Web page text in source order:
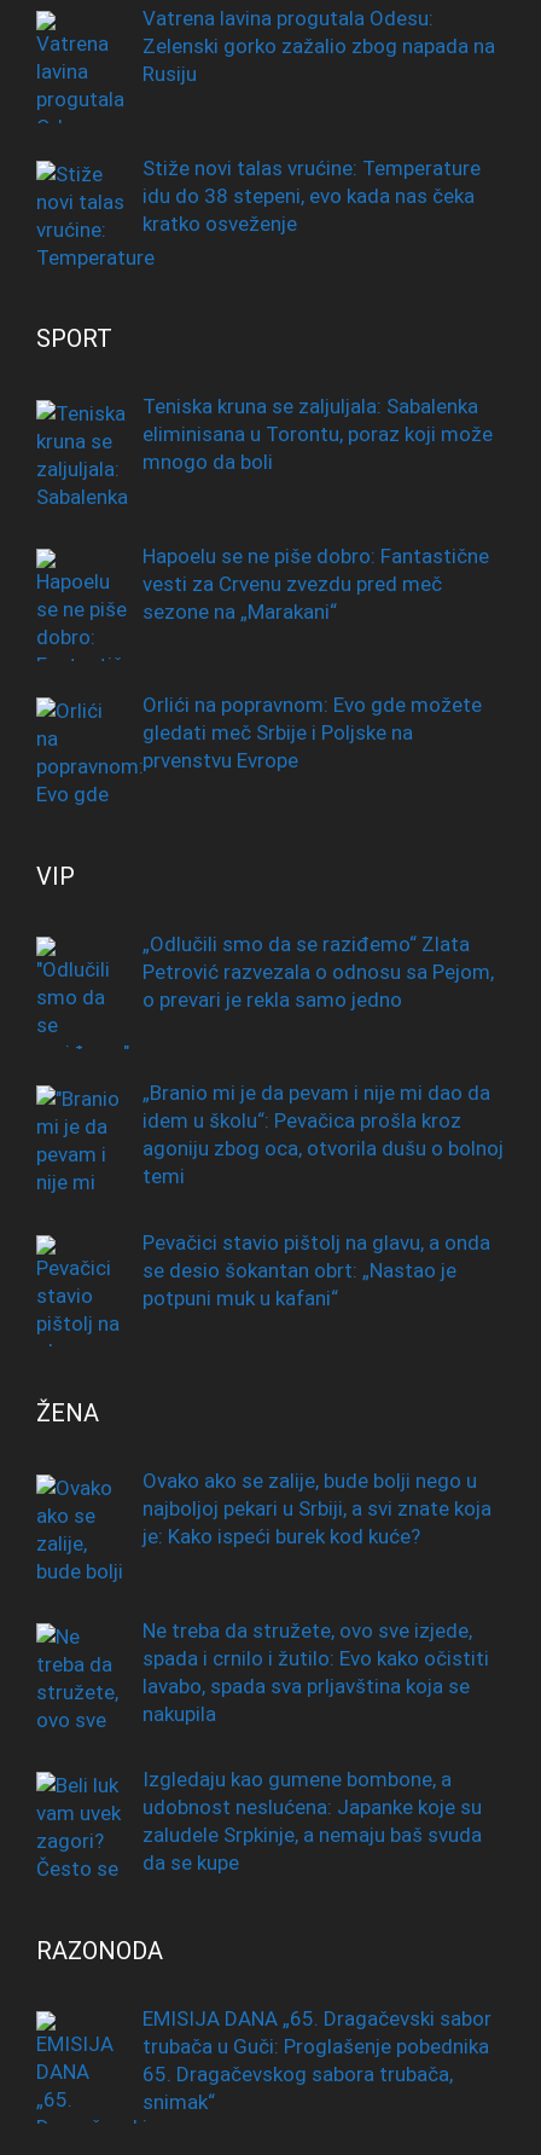
Vatrena lavina progutala Odesu:
Zelenski gorko zažalio zbog napada na
Rusiju
Stiže novi talas vrućine: Temperature
idu do 38 stepeni, evo kada nas čeka
kratko osveženje
SPORT
Teniska kruna se zaljuljala: Sabalenka
eliminisana u Torontu, poraz koji može
mnogo da boli
Hapoelu se ne piše dobro: Fantastične
vesti za Crvenu zvezdu pred meč
sezone na „Marakani“
Orlići na popravnom: Evo gde možete
gledati meč Srbije i Poljske na
prvenstvu Evrope
VIP
„Odlučili smo da se raziđemo“ Zlata
Petrović razvezala o odnosu sa Pejom,
o prevari je rekla samo jedno
„Branio mi je da pevam i nije mi dao da
idem u školu“: Pevačica prošla kroz
agoniju zbog oca, otvorila dušu o bolnoj
temi
Pevačici stavio pištolj na glavu, a onda
se desio šokantan obrt: „Nastao je
potpuni muk u kafani“
ŽENA
Ovako ako se zalije, bude bolji nego u
najboljoj pekari u Srbiji, a svi znate koja
je: Kako ispeći burek kod kuće?
Ne treba da stružete, ovo sve izjede,
spada i crnilo i žutilo: Evo kako očistiti
lavabo, spada sva prljavština koja se
nakupila
Izgledaju kao gumene bombone, a
udobnost neslućena: Japanke koje su
zaludele Srpkinje, a nemaju baš svuda
da se kupe
RAZONODA
EMISIJA DANA „65. Dragačevski sabor
trubača u Guči: Proglašenje pobednika
65. Dragačevskog sabora trubača,
snimak“